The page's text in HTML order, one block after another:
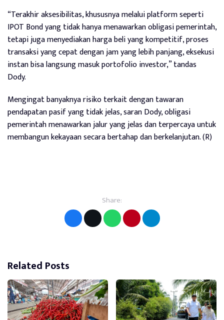
“Terakhir aksesibilitas, khususnya melalui platform seperti
IPOT Bond yang tidak hanya menawarkan obligasi pemerintah,
tetapi juga menyediakan harga beli yang kompetitif, proses
transaksi yang cepat dengan jam yang lebih panjang, eksekusi
instan bisa langsung masuk portofolio investor,” tandas
Dody.
Mengingat banyaknya risiko terkait dengan tawaran
pendapatan pasif yang tidak jelas, saran Dody, obligasi
pemerintah menawarkan jalur yang jelas dan terpercaya untuk
membangun kekayaan secara bertahap dan berkelanjutan. (R)
Share:
Related Posts